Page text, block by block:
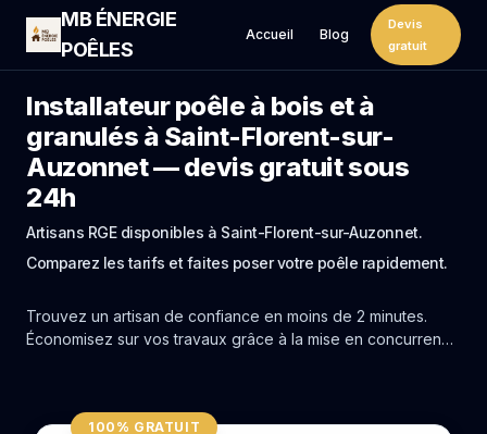
MB ÉNERGIE
POÊLES
Accueil Blog
Devis
gratuit
Installateur poêle à bois et à
granulés à Saint-Florent-sur-
Auzonnet — devis gratuit sous
24h
Artisans RGE disponibles à Saint-Florent-sur-Auzonnet.
Comparez les tarifs et faites poser votre poêle rapidement.
Trouvez un artisan de confiance en moins de 2 minutes.
Économisez sur vos travaux grâce à la mise en concurrence
100% GRATUIT